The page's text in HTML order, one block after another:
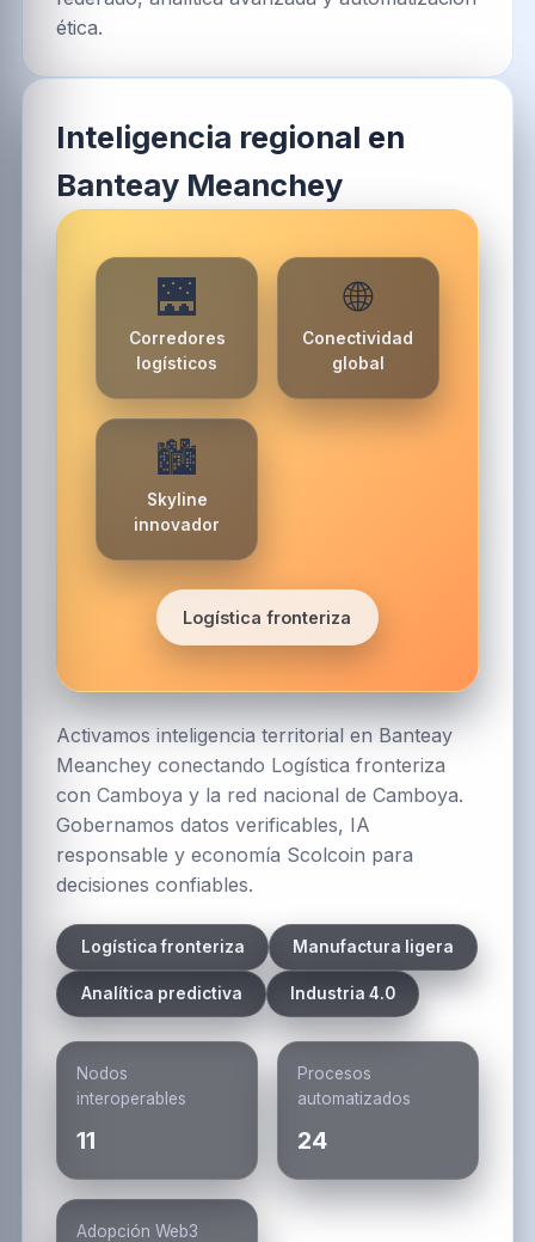
ética.
Inteligencia regional en
Banteay Meanchey
🌉
Corredores
logísticos
🌐
Conectividad
global
🏙️
Skyline
innovador
Logística fronteriza
Activamos inteligencia territorial en Banteay
Meanchey conectando Logística fronteriza
con Camboya y la red nacional de Camboya.
Gobernamos datos verificables, IA
responsable y economía Scolcoin para
decisiones confiables.
Logística fronteriza Manufactura ligera
Analítica predictiva Industria 4.0
Nodos
interoperables
11
Procesos
automatizados
24
Adopción Web3